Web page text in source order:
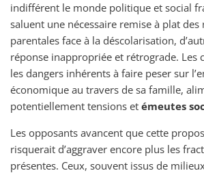
indifférent le monde politique et social
saluent une nécessaire remise à plat
parentales face à la déscolarisation,
réponse inappropriée et rétrograde. Les
les dangers inhérents à faire peser sur
économique au travers de sa famille,
potentiellement tensions et émeutes
Les opposants avancent que cette
risquerait d’aggraver encore plus les
présentes. Ceux, souvent issus de